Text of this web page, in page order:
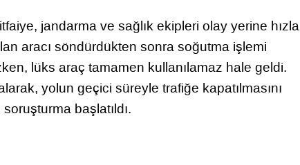
jandarma ve sağlık ekipleri olay yerine hızla
aracı söndürdükten sonra soğutma işlemi
lüks araç tamamen kullanılamaz hale geldi.
yolun geçici süreyle trafiğe kapatılmasını
başlatıldı.